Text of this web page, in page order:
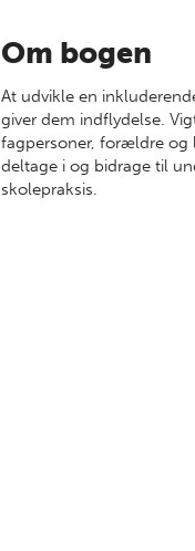
Om bogen
At udvikle en
giver dem indflydelse.
fagpersoner, forældre og
deltage i og bidrage til
skolepraksis.